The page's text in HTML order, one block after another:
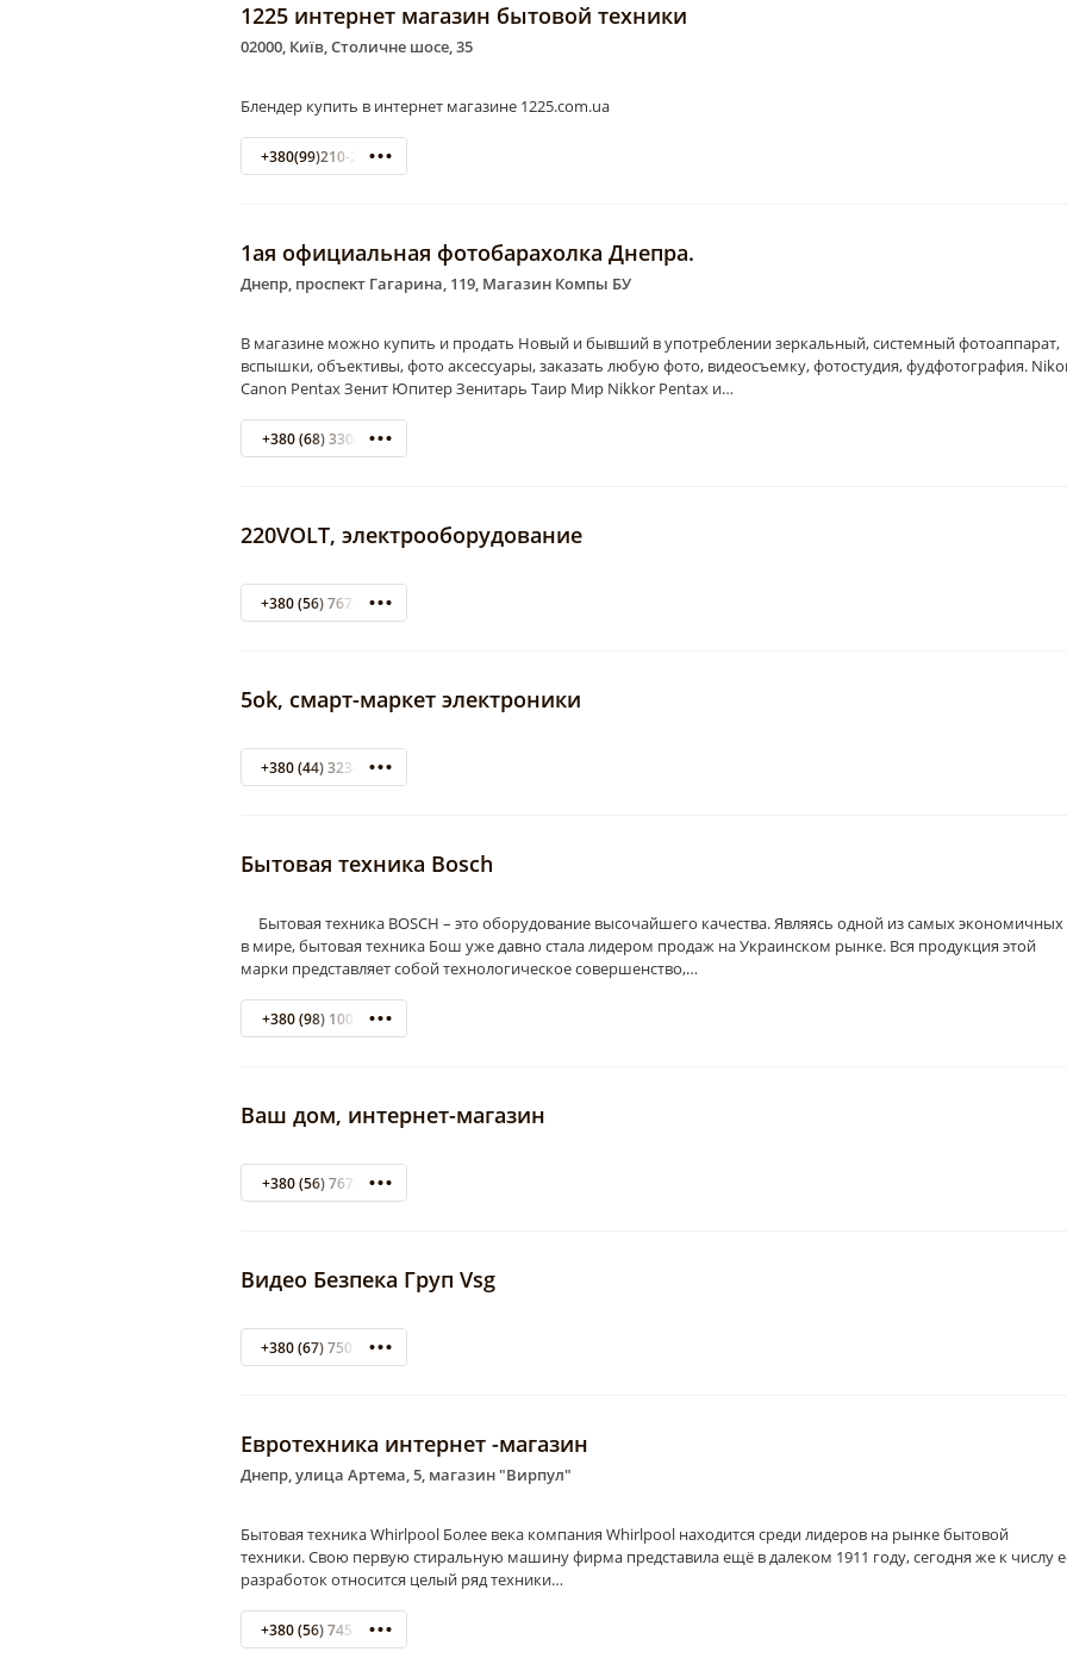
1225 интернет магазин бытовой техники
02000, Київ, Столичне шосе, 35
Блендер купить в интернет магазине 1225.com.ua
+380(99)210-29-01
1ая официальная фотобарахолка Днепра.
Днепр, проспект Гагарина, 119, Магазин Компы БУ
В магазине можно купить и продать Новый и бывший в употреблении зеркальный, системный фотоаппарат,
вспышки, объективы, фото аксессуары, заказать любую фото, видеосъемку, фотостудия, фудфотография.
Canon Pentax Зенит Юпитер Зенитарь Таир Мир Nikkor Pentax и…
+380 (68) 3304600
220VOLT, электрооборудование
+380 (56) 767-06-50
5ok, смарт-маркет электроники
+380 (44) 323-23-06
Бытовая техника Bosch
Бытовая техника ВOSCH – это оборудование высочайшего качества. Являясь одной из самых экономичных
в мире, бытовая техника Бош уже давно стала лидером продаж на Украинском рынке. Вся продукция этой
марки представляет собой технологическое совершенство,…
+380 (98) 1001222
Ваш дом, интернет-магазин
+380 (56) 7672481
Видео Безпека Груп Vsg
+380 (67) 750 4140
Евротехника интернет -магазин
Днепр, улица Артема, 5, магазин "Вирпул"
Бытовая техника Whirlpool Более века компания Whirlpool находится среди лидеров на рынке бытовой
техники. Свою первую стиральную машину фирма представила ещё в далеком 1911 году, сегодня же к числу
разработок относится целый ряд техники…
+380 (56) 745 24 90